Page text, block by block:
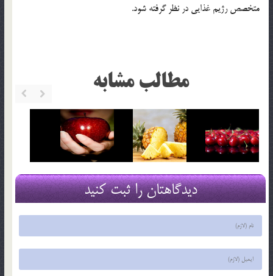
متخصص رژیم غذایی در نظر گرفته شود.
مطالب مشابه
دیدگاهتان را ثبت کنید